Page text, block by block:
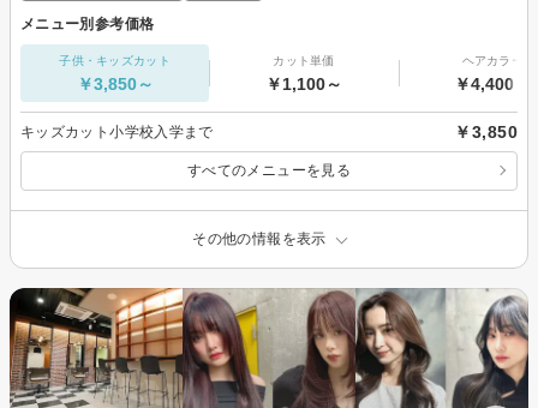
メニュー別参考価格
子供・キッズカット
￥3,850～
カット単価
￥1,100～
ヘアカラー
￥4,400～
キッズカット小学校入学まで ￥3,850
すべてのメニューを見る
その他の情報を表示